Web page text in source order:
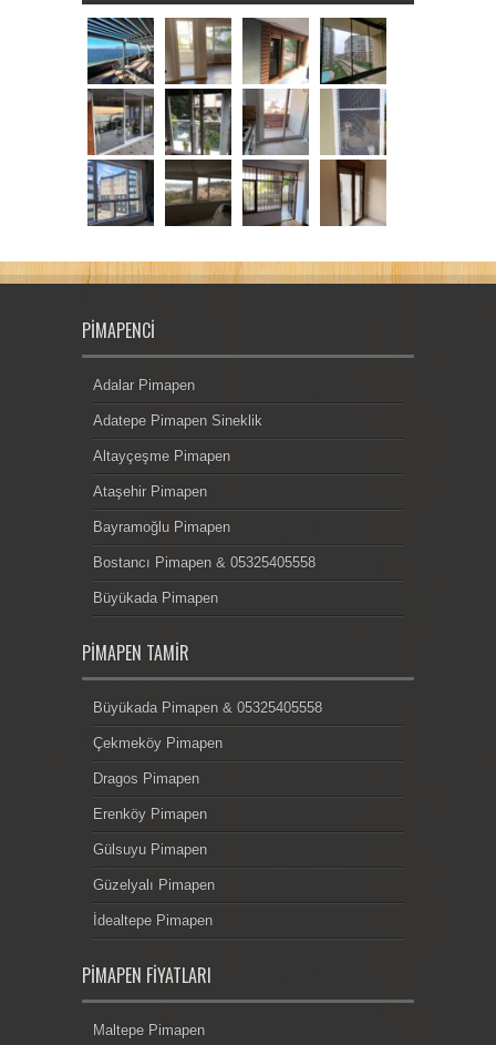
PIMAPENCI
Adalar Pimapen
Adatepe Pimapen Sineklik
Altayçeşme Pimapen
Ataşehir Pimapen
Bayramoğlu Pimapen
Bostancı Pimapen & 05325405558
Büyükada Pimapen
PIMAPEN TAMIR
Büyükada Pimapen & 05325405558
Çekmeköy Pimapen
Dragos Pimapen
Erenköy Pimapen
Gülsuyu Pimapen
Güzelyalı Pimapen
İdealtepe Pimapen
PIMAPEN FIYATLARI
Maltepe Pimapen